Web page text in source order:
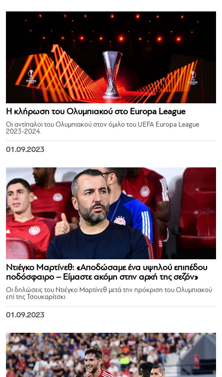
Η κλήρωση του Ολυμπιακού στο Europa League
Οι αντίπαλοι του Ολυμπιακού στον όμιλο του UEFA Europa League
2023-2024.
01.09.2023
Ντιέγκο Μαρτίνεθ: «Αποδώσαμε ένα υψηλού επιπέδου
ποδόσφαιρο – Είμαστε ακόμη στην αρχή της σεζόν»
Οι δηλώσεις του Ντιέγκο Μαρτίνεθ μετά την πρόκριση του Ολυμπιακού
επί της Τσουκαρίτσκι
01.09.2023